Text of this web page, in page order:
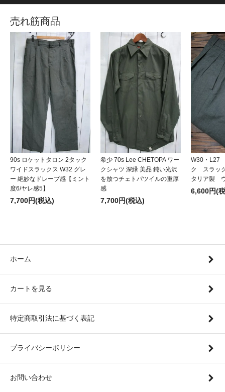
売れ筋商品
90s ロケットタロン 2タック
ワイドスラックス W32 グレ
ー 絶妙なドレープ感【ミント
度6/ヤレ感5】
7,700円(税込)
希少 70s Lee CHETOPA ワー
クシャツ 深緑 美品 鈍い光沢
を放つチェトパツイルの重厚
感
7,700円(税込)
W30・
ク スラッ
タリア製
6,600円(
ホーム
カートを見る
特定商取引法に基づく表記
プライバシーポリシー
お問い合わせ